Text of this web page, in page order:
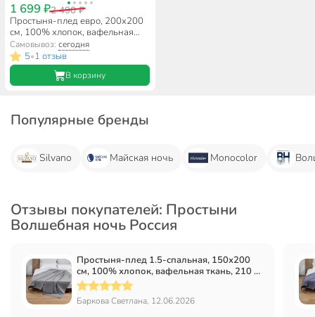
1 699 ₽2 490 ₽
Простыня-плед евро, 200х200
см, 100% хлопок, вафельная
ткань, 210 г/м2, Волшебная
ночь, Холодный серый
Самовывоз:сегодня
5•1 отзыв
В корзину
Популярные бренды
Silvano Майская ночь Monocolor
Отзывы покупателей: Простыни
Волшебная ночь Россия
Простыня-плед 1.5-спальная, 150х200
см, 100% хлопок, вафельная ткань, 210 г/
м2, Волшебная ночь, Холодный серый
Баркова Светлана, 12.06.2026